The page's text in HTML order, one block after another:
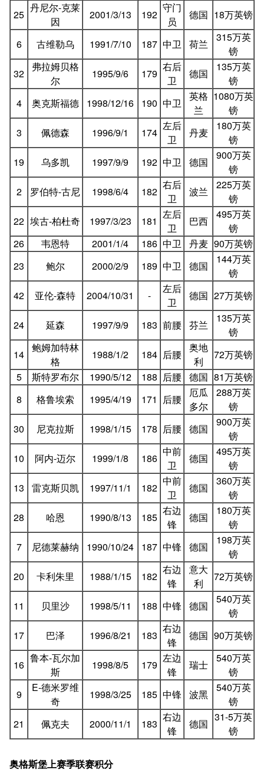
25
丹尼尔-克莱
因
2001/3/13 192
守门
员
德国 18万英镑
6 古维勒乌 1991/7/10 187 中卫 荷兰
315万英
镑
32
弗拉姆贝格
尔
1995/9/6 179
右后
卫
德国
135万英
镑
4
奥克斯福德 1998/12/16 190 中卫
英格
兰
1080万英
镑
3
佩德森 1996/9/1 174
左后
卫
丹麦
180万英
镑
19
乌多凯 1997/9/9 192 中卫 德国
900万英
镑
2
罗伯特-古尼 1998/6/4 182
右后
卫
波兰
225万英
镑
22 埃古-柏杜奇 1997/3/23 181
左后
卫
巴西
495万英
镑
26
韦恩特 2001/1/4 186 中卫 丹麦 90万英镑
23
鲍尔 2000/2/9 189 中卫 德国
144万英
镑
42
亚伦-森特 2004/10/31 -
左后
卫
德国 27万英镑
24 延森 1997/9/9 183 前腰 芬兰
135万英
镑
14
鲍姆加特林
格
1988/1/2 184 后腰
奥地
利
72万英镑
5
斯特罗布尔 1990/5/12 188 后腰 德国 81万英镑
8
格鲁埃索 1995/4/19 171 后腰
厄瓜
多尔
288万英
镑
30
尼克拉斯 1998/1/15 178 后腰 德国
900万英
镑
10
阿内-迈尔 1999/1/8 186
中前
卫
德国
495万英
镑
13
雷克斯贝凯 1997/11/1 182
中前
卫
德国
360万英
镑
28
哈恩 1990/8/13 185
右边
锋
德国
180万英
镑
7
尼德莱赫纳 1990/10/24 187 中锋 德国
198万英
镑
20
卡利朱里 1988/1/15 182
右边
锋
意大
利
72万英镑
11 贝里沙 1998/5/11 188 中锋 德国
540万英
镑
17
巴泽 1996/8/21 183
右边
锋
德国 90万英镑
16
鲁本-瓦尔加
斯
1998/8/5 179
左边
锋
瑞士
540万英
镑
9
E-德米罗维
奇
1998/3/25 185 中锋 波黑
540万英
镑
21
佩克夫 2000/11/1 183
右边
锋
德国
31-5万英
镑
奥格斯堡上赛季联赛积分